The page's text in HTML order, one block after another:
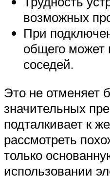
возможных
При
общего может
соседей.
Это не отменяет
значительных
подталкивает к
рассмотреть
только
использовании